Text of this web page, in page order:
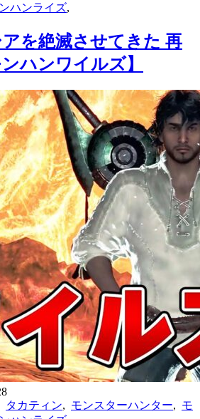
ハンライズ
を絶滅させてきた 再
ハンワイルズ】
タカティン モンスターハンター
モ